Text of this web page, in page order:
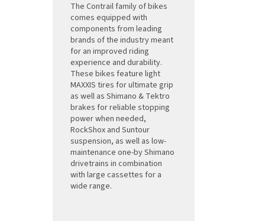
The Contrail family of bikes
comes equipped with
components from leading
brands of the industry meant
for an improved riding
experience and durability.
These bikes feature light
MAXXIS tires for ultimate grip
as well as Shimano & Tektro
brakes for reliable stopping
power when needed,
RockShox and Suntour
suspension, as well as low-
maintenance one-by Shimano
drivetrains in combination
with large cassettes for a
wide range.